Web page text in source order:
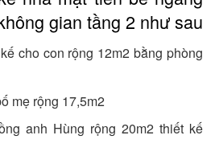
gian tầng 2 như sau
cho con rộng 12m2 bằng phòng
mẹ rộng 17,5m2
anh Hùng rộng 20m2 thiết kế